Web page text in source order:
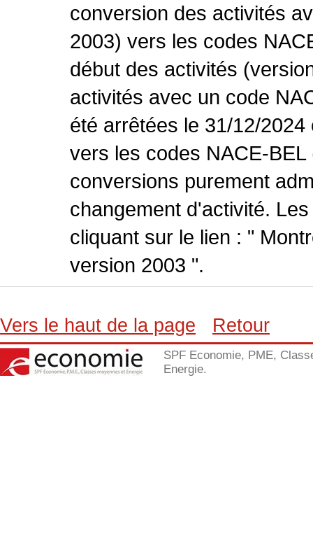
conversion des activités
2003) vers les codes
début des activités
activités avec un code
été arrêtées le 31/12/
vers les codes NACE-
conversions purement
changement d'activité.
cliquant sur le lien : "
version 2003 ".
Vers le haut de la page Retour
SPF Economie, PME,
Energie.